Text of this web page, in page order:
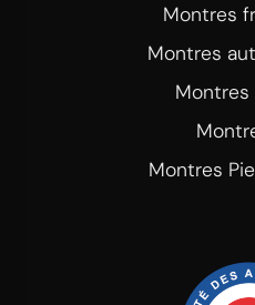
Montres
Montres
Montres